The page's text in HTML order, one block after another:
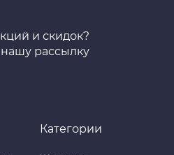
и скидок?
рассылку
Категории